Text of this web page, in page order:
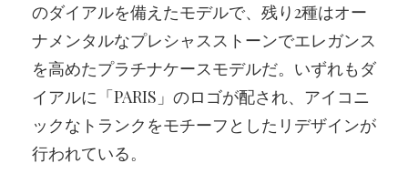
のダイアルを備えたモデルで、残り2種はオー
ナメンタルなプレシャスストーンでエレガンス
を高めたプラチナケースモデルだ。いずれもダ
イアルに「PARIS」のロゴが配され、アイコニ
ックなトランクをモチーフとしたリデザインが
行われている。